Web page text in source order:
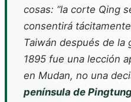
cosas: “la corte Qing
consentirá
Taiwán después de la
1895 fue una lección
en Mudan, no una
península de